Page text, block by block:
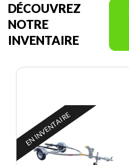
DÉCOUVREZ
NOTRE
INVENTAIRE
EN INVENTAIRE